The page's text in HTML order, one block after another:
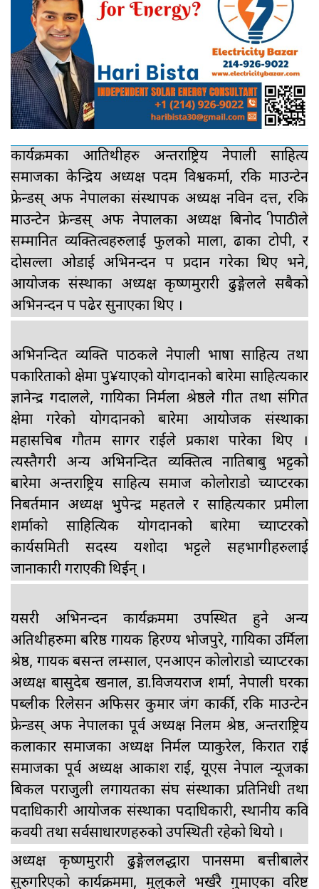
कार्यक्रमका आतिथीहरु अन्तराष्ट्रिय नेपाली साहित्य
समाजका केन्द्रिय अध्यक्ष पदम विश्वकर्मा, रकि माउन्टेन
फ्रेन्डस् अफ नेपालका संस्थापक अध्यक्ष नविन दत्त, रकि
माउन्टेन फ्रेन्डस् अफ नेपालका अध्यक्ष बिनोद त्रीपाठीले
सम्मानित व्यक्तित्वहरुलाई फुलको माला, ढाका टोपी, र
दोसल्ला ओडाई अभिनन्दन पत्र प्रदान गरेका थिए भने,
आयोजक संस्थाका अध्यक्ष कृष्णमुरारी ढुङ्गेलले सबैको
अभिनन्दन पत्र पढेर सुनाएका थिए ।
अभिनन्दित व्यक्ति पाठकले नेपाली भाषा साहित्य तथा
पत्रकारिताको क्षेत्रमा पु¥याएको योगदानको बारेमा साहित्यकार
ज्ञानेन्द्र गदालले, गायिका निर्मला श्रेष्ठले गीत तथा संगित
क्षेत्रमा गरेको योगदानको बारेमा आयोजक संस्थाका
महासचिब गौतम सागर राईले प्रकाश पारेका थिए ।
त्यस्तैगरी अन्य अभिनन्दित व्यक्तित्व नातिबाबु भट्टको
बारेमा अन्तराष्ट्रिय साहित्य समाज कोलोराडो च्याप्टरका
निबर्तमान अध्यक्ष भुपेन्द्र महतले र साहित्यकार प्रमीला
शर्माको साहित्यिक योगदानको बारेमा च्याप्टरको
कार्यसमिती सदस्य यशोदा भट्टले सहभागीहरुलाई
जानाकारी गराएकी थिईन् ।
यसरी अभिनन्दन कार्यक्रममा उपस्थित हुने अन्य
अतिथीहरुमा बरिष्ठ गायक हिरण्य भोजपुरे, गायिका उर्मिला
श्रेष्ठ, गायक बसन्त लम्साल, एनआएन कोलोराडो च्याप्टरका
अध्यक्ष बासुदेब खनाल, डा.विजयराज शर्मा, नेपाली घरका
पब्लीक रिलेसन अफिसर कुमार जंग कार्की, रकि माउन्टेन
फ्रेन्डस् अफ नेपालका पूर्व अध्यक्ष निलम श्रेष्ठ, अन्तराष्ट्रिय
कलाकार समाजका अध्यक्ष निर्मल प्याकुरेल, किरात राई
समाजका पूर्व अध्यक्ष आकाश राई, यूएस नेपाल न्यूजका
बिकल पराजुली लगायतका संघ संस्थाका प्रतिनिधी तथा
पदाधिकारी आयोजक संस्थाका पदाधिकारी, स्थानीय कवि
कवयत्री तथा सर्वसाधारणहरुको उपस्थिती रहेको थियो ।
अध्यक्ष कृष्णमुरारी ढुङ्गेललद्धारा पानसमा बत्तीबालेर
सुरुगरिएको कार्यक्रममा, मुलुकले भर्खरै गुमाएका वरिष्ट